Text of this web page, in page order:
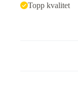
Topp kvalitet